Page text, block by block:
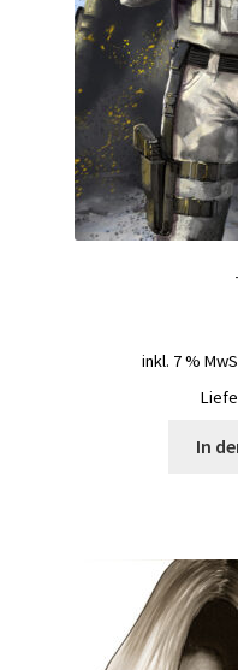
inkl. 7 %
In